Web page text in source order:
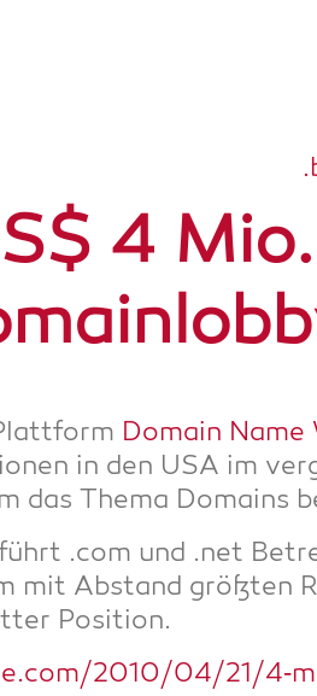
4
Domain Name
in den USA im
das The­ma Domains
.com und .net
mit Abstand größ­ten
Position.
2010/04/21/